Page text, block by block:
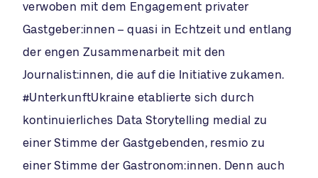
verwoben mit dem Engagement privater
Gastgeber:innen – quasi in Echtzeit und entlang
der engen Zusammenarbeit mit den
Journalist:innen, die auf die Initiative zukamen.
#UnterkunftUkraine etablierte sich durch
kontinuierliches Data Storytelling medial zu
einer Stimme der Gastgebenden, resmio zu
einer Stimme der Gastronom:innen. Denn auch